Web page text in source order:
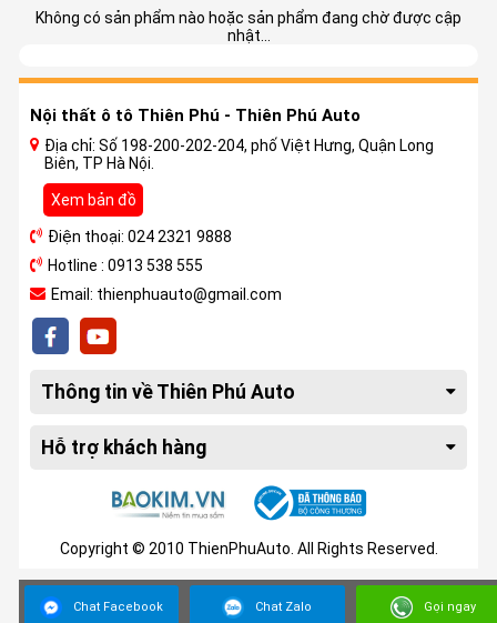
Không có sản phẩm nào hoặc sản phẩm đang chờ được cập
nhật...
Nội thất ô tô Thiên Phú - Thiên Phú Auto
Địa chỉ: Số 198-200-202-204, phố Việt Hưng, Quận Long
Biên, TP Hà Nội.
Xem bản đồ
Điện thoại: 024 2321 9888
Hotline : 0913 538 555
Email: thienphuauto@gmail.com
Thông tin về Thiên Phú Auto
Hỗ trợ khách hàng
Copyright © 2010 ThienPhuAuto. All Rights Reserved.
Chat Facebook Gọi ngay
Chat Zalo